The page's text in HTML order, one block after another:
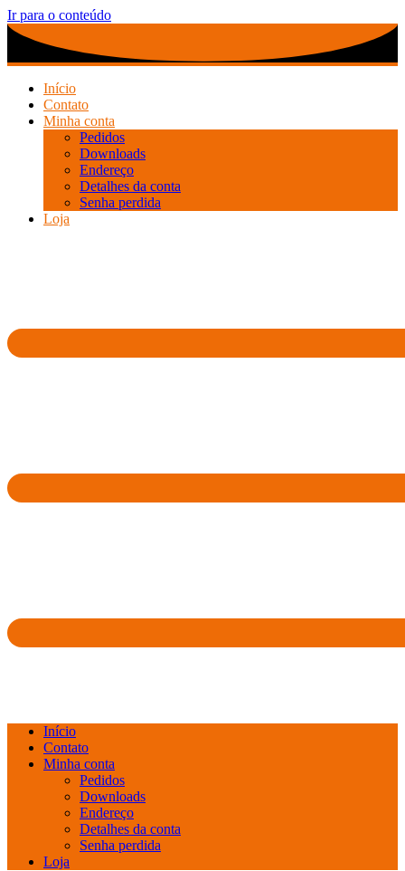
Ir para o conteúdo
Início
Contato
Minha conta
Pedidos
Downloads
Endereço
Detalhes da conta
Senha perdida
Loja
Início
Contato
Minha conta
Pedidos
Downloads
Endereço
Detalhes da conta
Senha perdida
Loja